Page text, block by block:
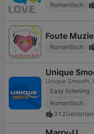
Romantisch
Foute
Romantisch
Unique
Unique Smooth,
Easy listening
Romantisch
312